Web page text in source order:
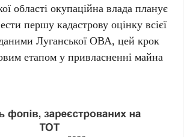
області окупаційна влада планує
першу кадастрову оцінку всієї
Луганської ОВА, цей крок
етапом у привласненні майна